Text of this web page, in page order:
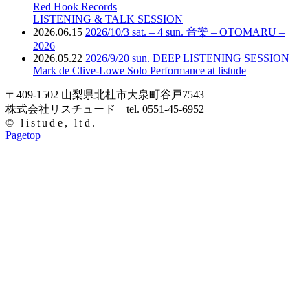
Red Hook Records
LISTENING & TALK SESSION
2026.06.15 2026/10/3 sat. – 4 sun. 音欒 – OTOMARU –
2026
2026.05.22 2026/9/20 sun. DEEP LISTENING SESSION
Mark de Clive-Lowe Solo Performance at listude
〒409-1502 山梨県北杜市大泉町谷戸7543
株式会社リスチュード tel. 0551-45-6952
© listude, ltd.
Pagetop